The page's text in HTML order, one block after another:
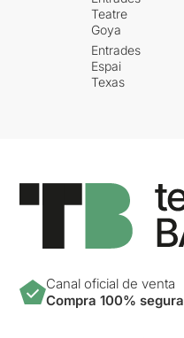
Teatre
Goya
Entrades
Espai
Texas
Canal oficial de venta
Compra 100% segura